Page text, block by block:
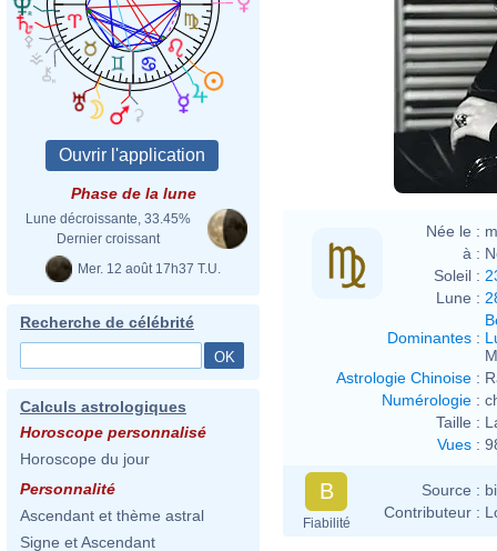
Phase de la lune
Lune décroissante, 33.45%
Dernier croissant
Mer. 12 août 17h37 T.U.
Recherche de célébrité
Calculs astrologiques
Horoscope personnalisé
Horoscope du jour
Personnalité
Ascendant et thème astral
Signe et Ascendant
Née le :
à :
Soleil :
Lune :
Dominantes :
Astrologie Chinoise :
Numérologie :
Taille :
Vues :
B
Fiabilité
Source :
Contributeur :